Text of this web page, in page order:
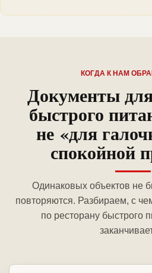
КОГДА К НАМ
Документы
быстрого
не «для
спокойной
Одинаковых объектов не
повторяются. Разбираем, с
по ресторану быстрого